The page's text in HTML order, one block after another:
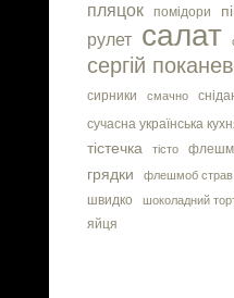
пляцок
помідори
рулет салат
сергiй
сирники смачно
сучасна українська
тістечка тісто
грядки
флешмоб страв
швидко
шоколадний
яйця